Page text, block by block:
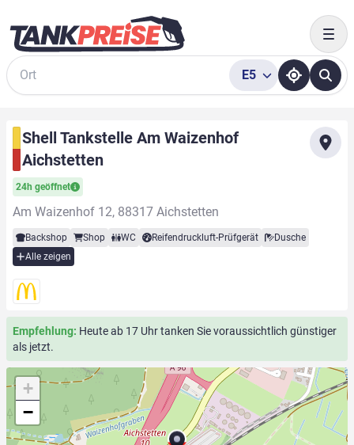
Suche
E5
Shell Tankstelle Am Waizenhof
Aichstetten
24h geöffnet
Am Waizenhof 12, 88317 Aichstetten
Backshop Shop WC Reifendruckluft-Prüfgerät
Dusche
Alle zeigen
Empfehlung: Heute ab 17 Uhr tanken Sie voraussichtlich günstiger
als jetzt.
+
−